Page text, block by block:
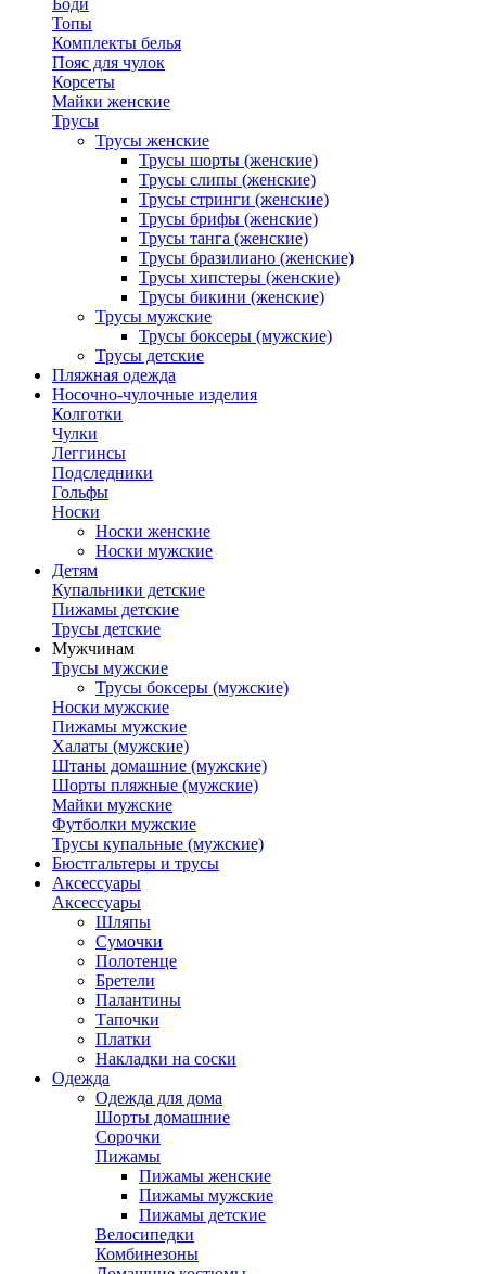
Боди
Топы
Комплекты белья
Пояс для чулок
Корсеты
Майки женские
Трусы
Трусы женские
Трусы шорты (женские)
Трусы слипы (женские)
Трусы стринги (женские)
Трусы брифы (женские)
Трусы танга (женские)
Трусы бразилиано (женские)
Трусы хипстеры (женские)
Трусы бикини (женские)
Трусы мужские
Трусы боксеры (мужские)
Трусы детские
Пляжная одежда
Носочно-чулочные изделия
Колготки
Чулки
Леггинсы
Подследники
Гольфы
Носки
Носки женские
Носки мужские
Детям
Купальники детские
Пижамы детские
Трусы детские
Мужчинам
Трусы мужские
Трусы боксеры (мужские)
Носки мужские
Пижамы мужские
Халаты (мужские)
Штаны домашние (мужские)
Шорты пляжные (мужские)
Майки мужские
Футболки мужские
Трусы купальные (мужские)
Бюстгальтеры и трусы
Аксессуары
Аксессуары
Шляпы
Сумочки
Полотенце
Бретели
Палантины
Тапочки
Платки
Накладки на соски
Одежда
Одежда для дома
Шорты домашние
Сорочки
Пижамы
Пижамы женские
Пижамы мужские
Пижамы детские
Велосипедки
Комбинезоны